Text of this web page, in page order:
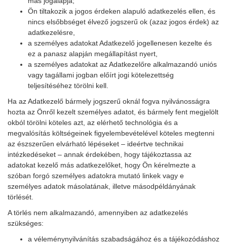
Ön tiltakozik a jogos érdeken alapuló adatkezelés ellen, és
nincs elsőbbséget élvező jogszerű ok (azaz jogos érdek) az
adatkezelésre,
a személyes adatokat Adatkezelő jogellenesen kezelte és
ez a panasz alapján megállapítást nyert,
a személyes adatokat az Adatkezelőre alkalmazandó uniós
vagy tagállami jogban előírt jogi kötelezettség
teljesítéséhez törölni kell.
Ha az Adatkezelő bármely jogszerű oknál fogva nyilvánosságra
hozta az Önről kezelt személyes adatot, és bármely fent megjelölt
okból törölni köteles azt, az elérhető technológia és a
megvalósítás költségeinek figyelembevételével köteles megtenni
az észszerűen elvárható lépéseket – ideértve technikai
intézkedéseket – annak érdekében, hogy tájékoztassa az
adatokat kezelő más adatkezelőket, hogy Ön kérelmezte a
szóban forgó személyes adatokra mutató linkek vagy e
személyes adatok másolatának, illetve másodpéldányának
törlését.
A törlés nem alkalmazandó, amennyiben az adatkezelés
szükséges:
a véleménynyilvánítás szabadságához és a tájékozódáshoz